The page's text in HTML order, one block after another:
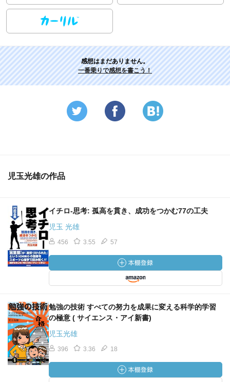
感想はまだありません。
一番乗りで感想を書こう！
児玉光雄の作品
イチロ-思考: 孤高を貫き、成功をつかむ77の工夫
児玉 光雄
456 3.55 57
勉強の技術 すべての努力を成果に変える科学的学習
の極意 ( サイエンス・アイ新書)
児玉光雄
396 3.36 18